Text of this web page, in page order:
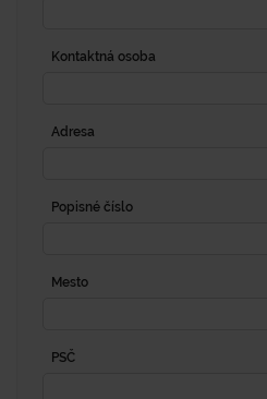
Kontaktná osoba
Adresa
Popisné číslo
Mesto
PSČ